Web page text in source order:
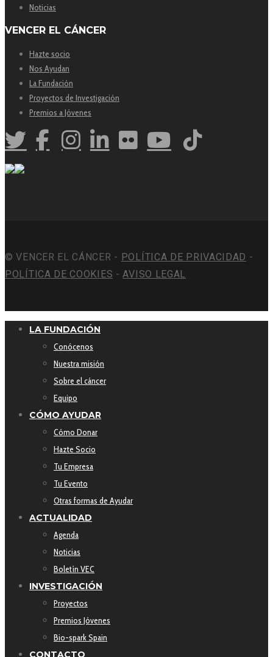
Noticias
VENCER EL CÁNCER
Hazte socio
Nos Ayudan
La Fundación
Proyectos de Investigación
Premios a Jóvenes
© VENCER EL CÁNCER - POLÍTICA DE PRIVACIDAD -
POLÍTICA DE COOKIES -AVISO LEGAL
LA FUNDACIÓN
Conócenos
Nuestra misión
Sobre el cáncer
Equipo
CÓMO AYUDAR
Cómo Donar
Hazte Socio
Tu Empresa
Tu Evento
Otras formas de Ayudar
ACTUALIDAD
Agenda
Noticias
Boletín VEC
INVESTIGACIÓN
Proyectos
Premios Jóvenes
Bio-spark Spain
CONTACTO